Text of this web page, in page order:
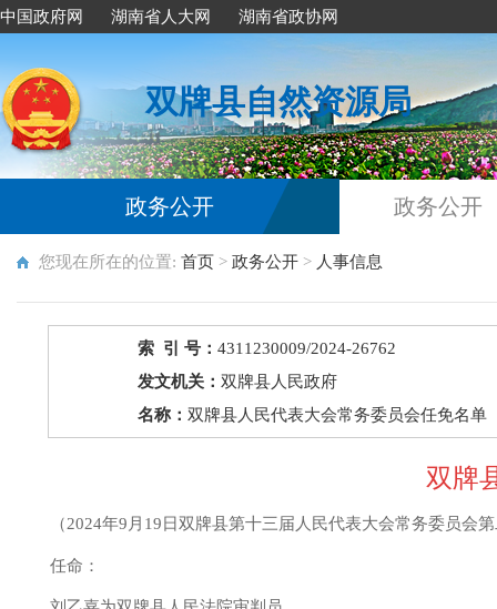
中国政府网 湖南省人大网 湖南省政协网
双牌县自然资源局
政务公开 政务公开
您现在所在的位置: 首页 > 政务公开 > 人事信息
索 引 号：4311230009/2024-26762
发文机关：双牌县人民政府
名称：双牌县人民代表大会常务委员会任免名单
双牌
（2024年9月19日双牌县第十三届人民代表大会常务委员会
任命：